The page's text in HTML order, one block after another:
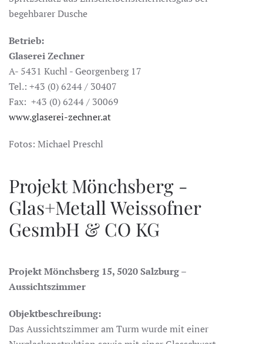
begehbarer Dusche
Betrieb:
Glaserei Zechner
A- 5431 Kuchl - Georgenberg 17
Tel.: +43 (0) 6244 / 30407
Fax: +43 (0) 6244 / 30069
www.glaserei-zechner.at
Fotos: Michael Preschl
Projekt Mönchsberg -
Glas+Metall Weissofner
GesmbH & CO KG
Projekt Mönchsberg 15, 5020 Salzburg –
Aussichtszimmer
Objektbeschreibung:
Das Aussichtszimmer am Turm wurde mit einer